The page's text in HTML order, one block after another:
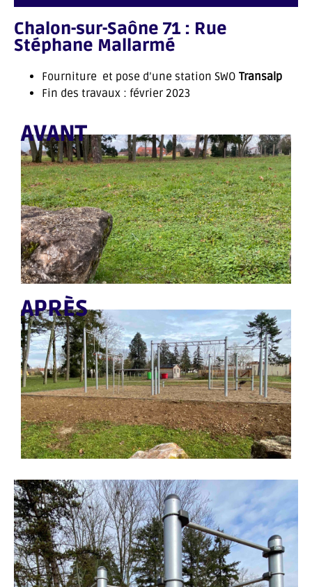
Chalon-sur-Saône 71 : Rue
Stéphane Mallarmé
Fourniture et pose d’une station SWO Transalp
Fin des travaux : février 2023
AVANT
APRÈS